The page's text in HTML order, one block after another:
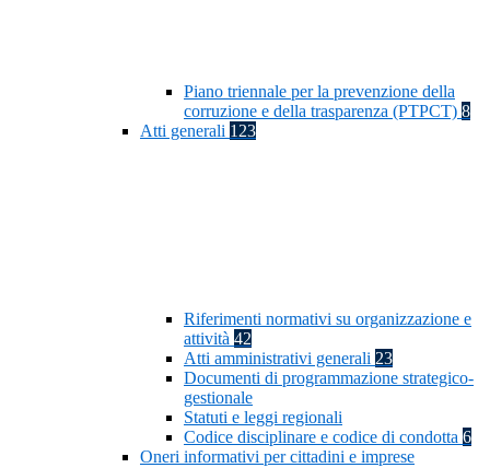
Piano triennale per la prevenzione della
corruzione e della trasparenza (PTPCT) 8
Atti generali 123
Riferimenti normativi su organizzazione e
attività 42
Atti amministrativi generali 23
Documenti di programmazione strategico-
gestionale
Statuti e leggi regionali
Codice disciplinare e codice di condotta 6
Oneri informativi per cittadini e imprese